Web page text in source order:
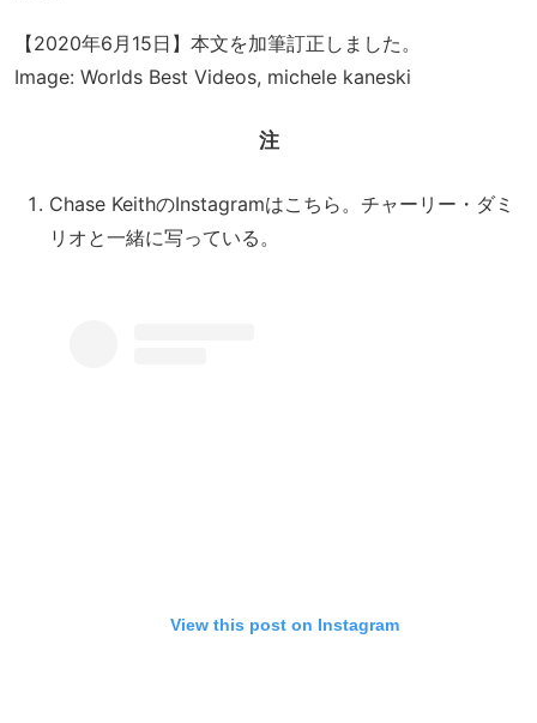
【2020年6月15日】本文を加筆訂正しました。
Image: Worlds Best Videos, michele kaneski
注
Chase KeithのInstagramはこちら。チャーリー・ダミ
リオと一緒に写っている。
View this post on Instagram